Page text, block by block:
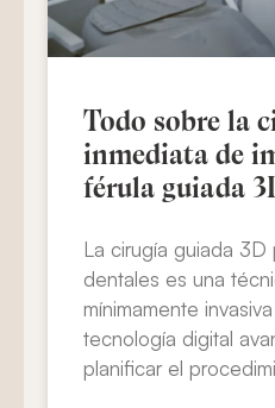
Todo sobre la
inmediata de
férula guiada
La cirugía guiada 3D
dentales es una
mínimamente
tecnología digital
planificar el